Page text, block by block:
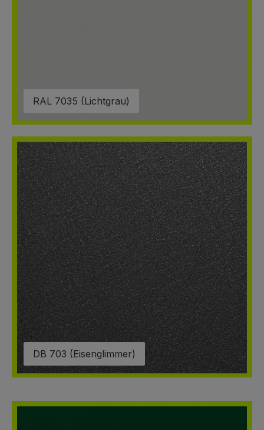
RAL 7035 (Lichtgrau)
DB 703 (Eisenglimmer)